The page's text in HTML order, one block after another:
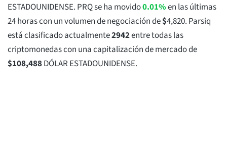
ESTADOUNIDENSE. PRQ se ha movido0.01%en las últimas
24 horas con un volumen de negociación de$4,820. Parsiq
está clasificado actualmente2942entre todas las
criptomonedas con una capitalización de mercado de
$108,488DÓLAR ESTADOUNIDENSE.